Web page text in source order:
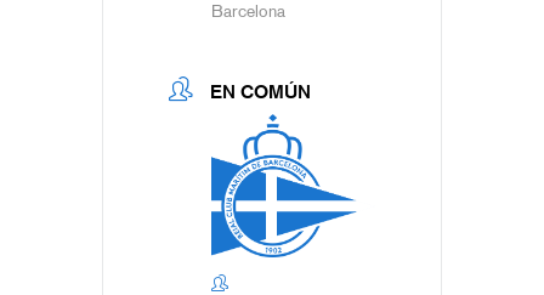
Barcelona
EN COMÚN